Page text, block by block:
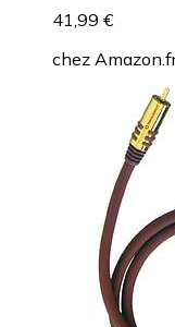
41,99 €
chez